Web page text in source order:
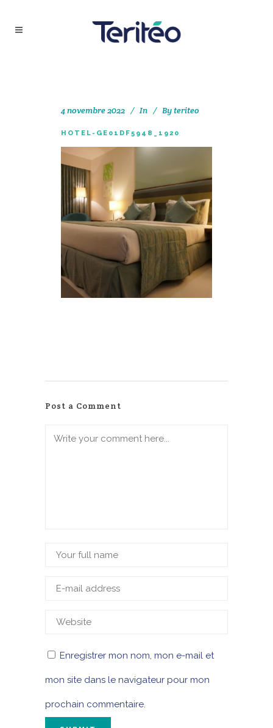
4 novembre 2022 In Byteriteo
HOTEL-GE01DF5948_1920
Post a Comment
Enregistrer mon nom, mon e-mail et
mon site dans le navigateur pour mon
prochain commentaire.